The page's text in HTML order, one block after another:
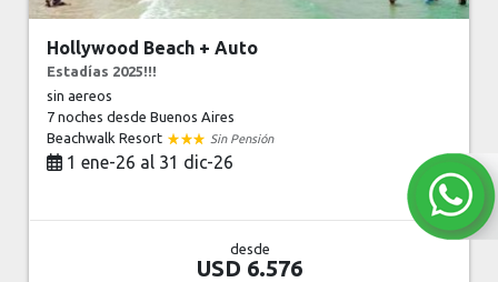
Hollywood Beach + Auto
Estadías 2025!!!
sin aereos
7 nochesdesde Buenos Aires
Beachwalk Resort
Sin Pensión
1 ene-26 al 31 dic-26
desde
USD 6.576